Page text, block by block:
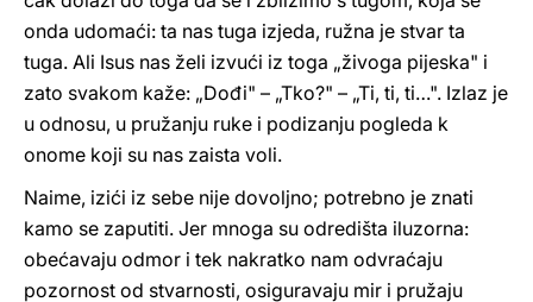
onda udomaći: ta nas tuga izjeda, ružna je stvar ta
tuga. Ali Isus nas želi izvući iz toga „živoga pijeska" i
zato svakom kaže: „Dođi" – „Tko?" – „Ti, ti, ti…". Izlaz je
u odnosu, u pružanju ruke i podizanju pogleda k
onome koji su nas zaista voli.
Naime, izići iz sebe nije dovoljno; potrebno je znati
kamo se zaputiti. Jer mnoga su odredišta iluzorna:
obećavaju odmor i tek nakratko nam odvraćaju
pozornost od stvarnosti, osiguravaju mir i pružaju